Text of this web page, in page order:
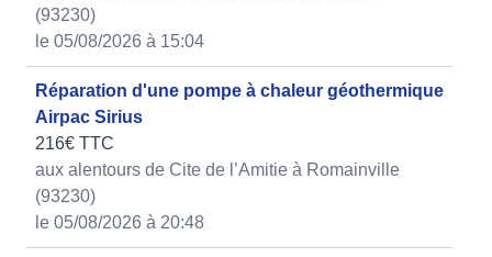
(93230)
le 05/08/2026 à 15:04
Réparation d'une pompe à chaleur géothermique
Airpac Sirius
216€ TTC
aux alentours de Cite de l’Amitie à Romainville
(93230)
le 05/08/2026 à 20:48